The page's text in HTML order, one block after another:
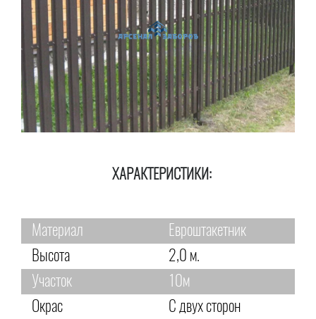
ХАРАКТЕРИСТИКИ:
Материал
Евроштакетник
Высота
2,0 м.
Участок
10м
Окрас
С двух сторон